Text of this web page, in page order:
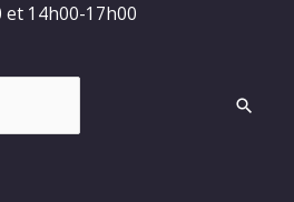
et 14h00-17h00